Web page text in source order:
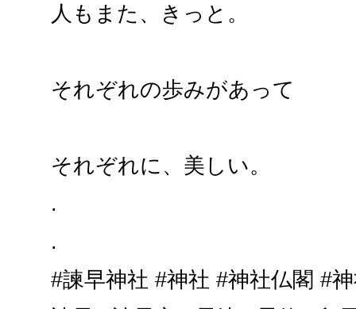
人もまた、きっと。
それぞれの歩みがあって
それぞれに、美しい。
.
.
#諫早神社 #神社 #神社仏閣 #